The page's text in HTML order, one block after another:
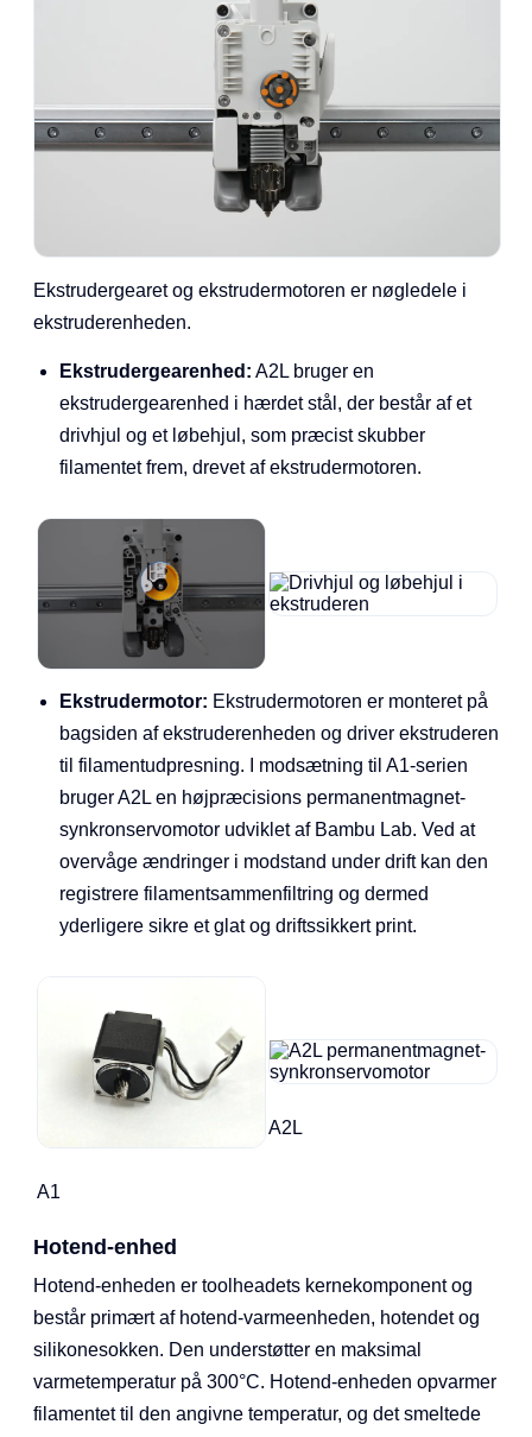
Ekstrudergearet og ekstrudermotoren er nøgledele i
ekstruderenheden.
Ekstrudergearenhed: A2L bruger en
ekstrudergearenhed i hærdet stål, der består af et
drivhjul og et løbehjul, som præcist skubber
filamentet frem, drevet af ekstrudermotoren.
Ekstrudermotor: Ekstrudermotoren er monteret på
bagsiden af ekstruderenheden og driver ekstruderen
til filamentudpresning. I modsætning til A1-serien
bruger A2L en højpræcisions permanentmagnet-
synkronservomotor udviklet af Bambu Lab. Ved at
overvåge ændringer i modstand under drift kan den
registrere filamentsammenfiltring og dermed
yderligere sikre et glat og driftssikkert print.
A1
A2L
Hotend-enhed
Hotend-enheden er toolheadets kernekomponent og
består primært af hotend-varmeenheden, hotendet og
silikonesokken. Den understøtter en maksimal
varmetemperatur på 300°C. Hotend-enheden opvarmer
filamentet til den angivne temperatur, og det smeltede